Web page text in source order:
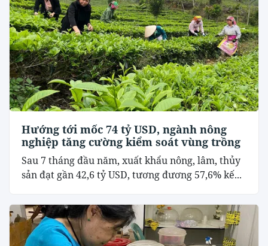
Hướng tới mốc 74 tỷ USD, ngành nông
nghiệp tăng cường kiểm soát vùng trồng
Sau 7 tháng đầu năm, xuất khẩu nông, lâm, thủy
sản đạt gần 42,6 tỷ USD, tương đương 57,6% kế...